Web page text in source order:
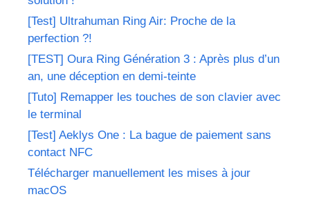
[Test] Ultrahuman Ring Air: Proche de la
perfection ?!
[TEST] Oura Ring Génération 3 : Après plus d’un
an, une déception en demi-teinte
[Tuto] Remapper les touches de son clavier avec
le terminal
[Test] Aeklys One : La bague de paiement sans
contact NFC
Télécharger manuellement les mises à jour
macOS